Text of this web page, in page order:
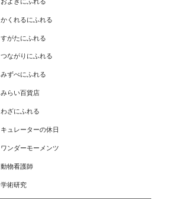
かくれるにふれる
すがたにふれる
つながりにふれる
みずべにふれる
みらい百貨店
わざにふれる
キュレーターの休日
ワンダーモーメンツ
動物看護師
学術研究